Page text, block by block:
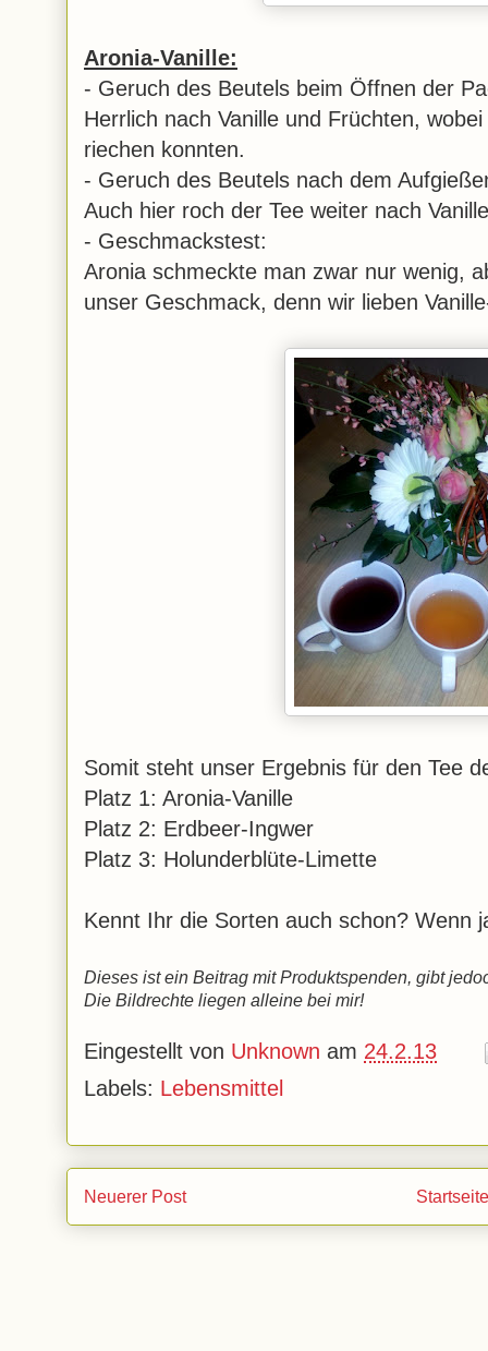
Aronia-Vanille:
- Geruch des Beutels beim Öffnen der
Herrlich nach Vanille und Früchten,
riechen konnten.
- Geruch des Beutels nach dem
Auch hier roch der Tee weiter nach
- Geschmackstest:
Aronia schmeckte man zwar nur wenig,
unser Geschmack, denn wir lieben
Somit steht unser Ergebnis für den Tee
Platz 1: Aronia-Vanille
Platz 2: Erdbeer-Ingwer
Platz 3: Holunderblüte-Limette
Kennt Ihr die Sorten auch schon? Wenn
Dieses ist ein Beitrag mit Produktspenden, gibt
Die Bildrechte liegen alleine bei mir!
Eingestellt von Unknown am 24.2.13
Labels: Lebensmittel
Neuerer Post Startseite